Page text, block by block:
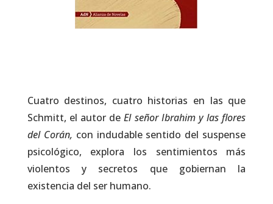
Cuatro destinos, cuatro historias en las que
Schmitt, el autor deEl señor Ibrahim y las flores
del Corán, con indudable sentido del suspense
psicológico, explora los sentimientos más
violentos y secretos que gobiernan la
existencia del ser humano.